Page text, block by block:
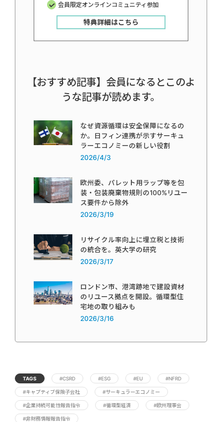
会員限定オンラインコミュニティ参加
特典詳細はこちら
【おすすめ記事】会員になるとこのよ
うな記事が読めます。
なぜ資源循環は安全保障になるの
か。日フィン連携が示すサーキュ
ラーエコノミーの新しい役割
2026/4/3
欧州委、パレット用ラップ等を包
装・包装廃棄物規則の100%リユー
ス要件から除外
2026/3/19
リサイクル率向上に埋立税と技術
の統合を。英大学の研究
2026/3/17
ロンドン市、港湾跡地で建設資材
のリユース拠点を開設。循環型住
宅地の取り組みも
2026/3/16
TAGS #CSRD #ESG #EU #NFRD
#キャプティブ保険子会社 #サーキュラーエコノミー
#企業持続可能性報告指令 #循環型経済 #欧州理事会
#非財務情報報告指令